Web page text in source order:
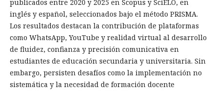
publicados entre 2020 y 2025 en Scopus y SciELO, en
inglés y español, seleccionados bajo el método PRISMA.
Los resultados destacan la contribución de plataformas
como WhatsApp, YouTube y realidad virtual al desarrollo
de fluidez, confianza y precisión comunicativa en
estudiantes de educación secundaria y universitaria. Sin
embargo, persisten desafíos como la implementación no
sistemática y la necesidad de formación docente